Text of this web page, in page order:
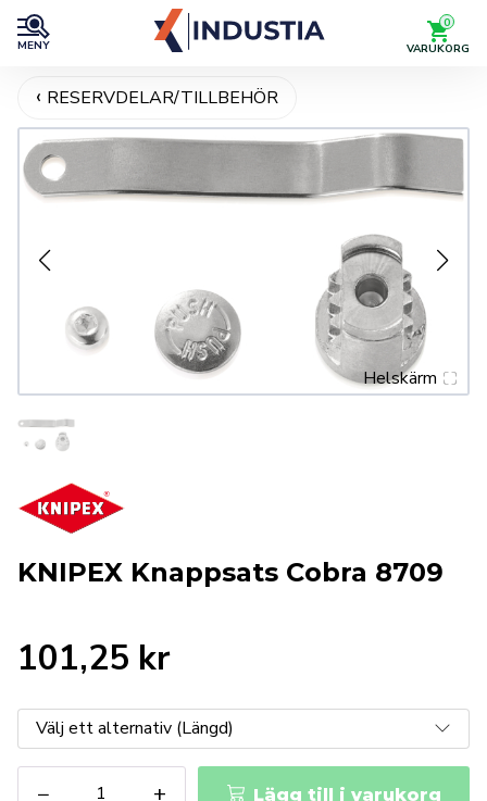
MENY
0
VARUKORG
RESERVDELAR/TILLBEHÖR
Helskärm
KNIPEX Knappsats Cobra 8709
101,25 kr
− + Lägg till i varukorg